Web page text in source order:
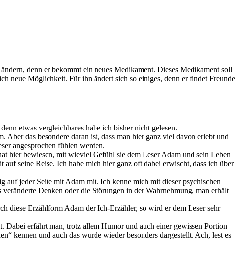
denn er bekommt ein neues Medikament. Dieses Medikament soll
neue Möglichkeit. Für ihn ändert sich so einiges, denn er findet Freunde
etwas vergleichbares habe ich bisher nicht gelesen.
das besondere daran ist, dass man hier ganz viel davon erlebt und
angesprochen fühlen werden.
hier bewiesen, mit wieviel Gefühl sie dem Leser Adam und sein Leben
seine Reise. Ich habe mich hier ganz oft dabei erwischt, dass ich über
jeder Seite mit Adam mit. Ich kenne mich mit dieser psychischen
Denken oder die Störungen in der Wahrnehmung, man erhält
diese Erzählform Adam der Ich-Erzähler, so wird er dem Leser sehr
Dabei erfährt man, trotz allem Humor und auch einer gewissen Portion
kennen und auch das wurde wieder besonders dargestellt. Ach, lest es